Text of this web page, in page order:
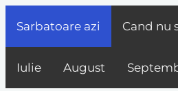
Sarbatoare azi Cand nu
Iulie August